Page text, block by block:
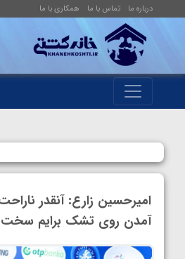
درباره ما تماس با ما همکاری با ما
امیرحسین زارع: آنقدر
آمدن روی تشک برایم سخت